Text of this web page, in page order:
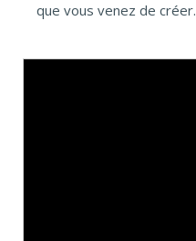
que vous venez de créer.